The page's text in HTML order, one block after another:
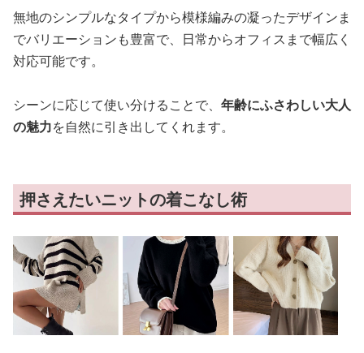
無地のシンプルなタイプから模様編みの凝ったデザインま
でバリエーションも豊富で、日常からオフィスまで幅広く
対応可能です。
シーンに応じて使い分けることで、 年齢にふさわしい大人
の魅力を自然に引き出してくれます。
押さえたいニットの着こなし術